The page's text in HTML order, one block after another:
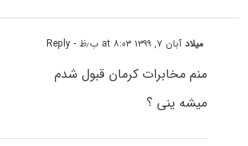
میلادآبان ۷, ۱۳۹۹ at ۸:۰۳ ب٫ظ - Reply
منم مخابرات کرمان قبول شدم
میشه ینی ؟